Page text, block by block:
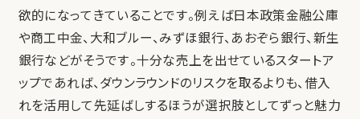
欲的になってきていることです。例えば日本政策金融公庫
や商工中金、大和ブルー、みずほ銀行、あおぞら銀行、新生
銀行などがそうです。十分な売上を出せているスタートア
ップであれば、ダウンラウンドのリスクを取るよりも、借入
れを活用して先延ばしするほうが選択肢としてずっと魅力